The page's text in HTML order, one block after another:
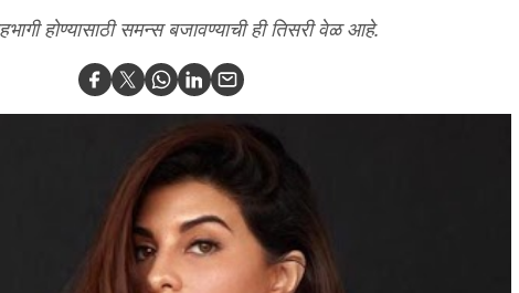
होण्यासाठी समन्स बजावण्याची ही तिसरी वेळ आहे.